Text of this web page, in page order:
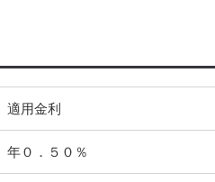
適用金利
年０．５０％